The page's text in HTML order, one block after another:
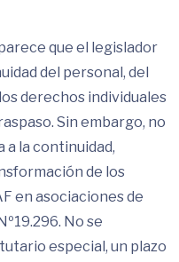
que el legislador
del personal, del
derechos individuales
Sin embargo, no
la continuidad,
de los
en asociaciones de
No se
especial, un plazo